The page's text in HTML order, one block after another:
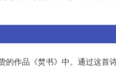
的作品《焚书》中。通过这首